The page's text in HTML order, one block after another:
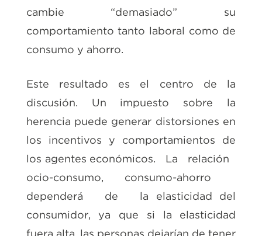
cambie “demasiado” su
comportamiento tanto laboral como de
consumo y ahorro.
Este resultado es el centro de la
discusión. Un impuesto sobre la
herencia puede generar distorsiones en
los incentivos y comportamientos de
los agentes económicos. La relación
ocio-consumo, consumo-ahorro
dependerá de la elasticidad del
consumidor, ya que si la elasticidad
fuera alta, las personas dejarían de tener